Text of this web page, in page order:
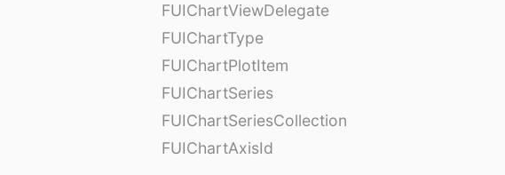
FUIChartViewDelegate
FUIChartType
FUIChartPlotItem
FUIChartSeries
FUIChartSeriesCollection
FUIChartAxisId